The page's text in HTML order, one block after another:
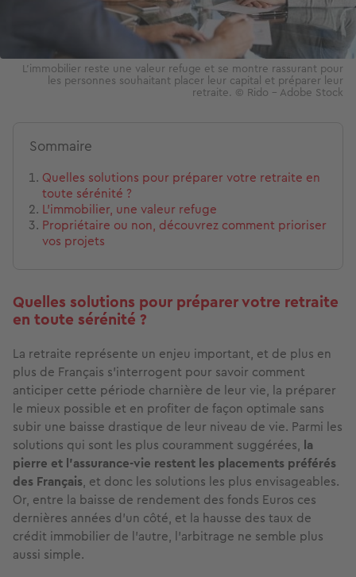
L'immobilier reste une valeur refuge et se montre rassurant pour
les personnes souhaitant placer leur capital et préparer leur
retraite. © Rido - Adobe Stock
Sommaire
Quelles solutions pour préparer votre retraite en
toute sérénité ?
L’immobilier, une valeur refuge
Propriétaire ou non, découvrez comment prioriser
vos projets
Quelles solutions pour préparer votre retraite
en toute sérénité ?
La retraite représente un enjeu important, et de plus en
plus de Français s’interrogent pour savoir comment
anticiper cette période charnière de leur vie, la préparer
le mieux possible et en profiter de façon optimale sans
subir une baisse drastique de leur niveau de vie. Parmi les
solutions qui sont les plus couramment suggérées, la
pierre et l’assurance-vie restent les placements préférés
des Français, et donc les solutions les plus envisageables.
Or, entre la baisse de rendement des fonds Euros ces
dernières années d’un côté, et la hausse des taux de
crédit immobilier de l’autre, l’arbitrage ne semble plus
aussi simple.